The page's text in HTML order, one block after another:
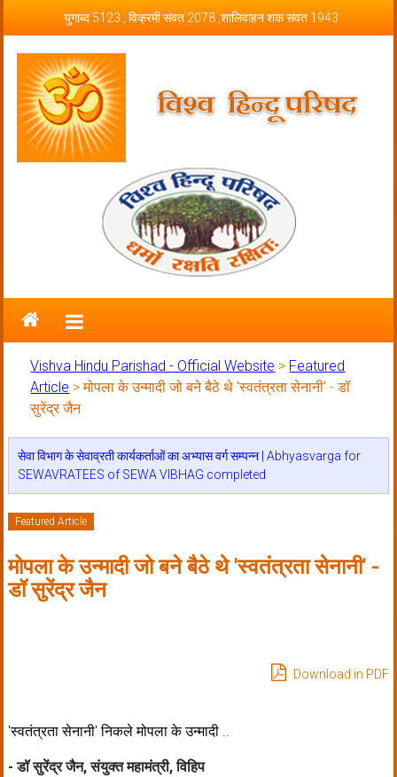
युगाब्द 5123 , विक्रमी संवत 2078 ,शालिवाहन शक संवत 1943
Vishva Hindu Parishad – Official
Website
Vishva Hindu Parishad - Official Website > Featured
Article >मोपला के उन्मादी जो बने बैठे थे 'स्वतंत्रता सेनानी' - डॉ
सुरेंद्र जैन
सेवा विभाग के सेवाव्रती कार्यकर्ताओं का अभ्यास वर्ग सम्पन्न | Abhyasvarga for
SEWAVRATEES of SEWA VIBHAG completed
Featured Article
मोपला के उन्मादी जो बने बैठे थे 'स्वतंत्रता सेनानी' -
डॉ सुरेंद्र जैन
Download in PDF
'स्वतंत्रता सेनानी' निकले मोपला के उन्मादी ..
- डॉ सुरेंद्र जैन, संयुक्त महामंत्री, विहिप